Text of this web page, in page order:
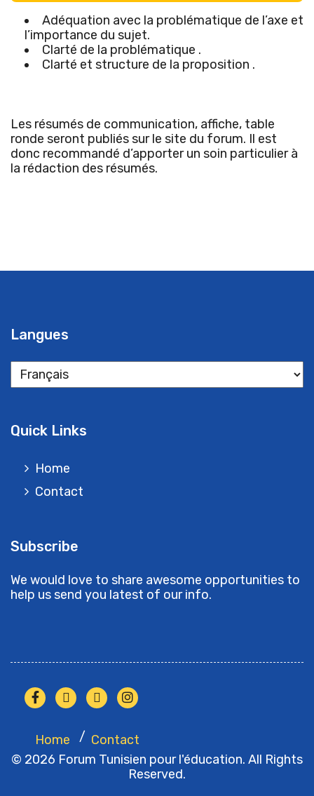
Adéquation avec la problématique de l’axe et
l’importance du sujet.
Clarté de la problématique .
Clarté et structure de la proposition .
Les résumés de communication, affiche, table
ronde seront publiés sur le site du forum. Il est
donc recommandé d’apporter un soin particulier à
la rédaction des résumés.
Langues
Langues
Quick Links
Home
Contact
Subscribe
We would love to share awesome opportunities to
help us send you latest of our info.
Home
Contact
© 2026 Forum Tunisien pour l'éducation. All Rights
Reserved.